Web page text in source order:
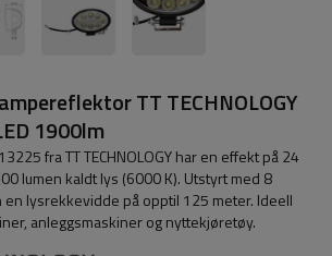
TT TECHNOLOGY
1900lm
fra TT TECHNOLOGY har en effekt på 24
lumen kaldt lys (6000 K). Utstyrt med 8
en lysrekkevidde på opptil 125 meter. Ideell
anleggsmaskiner og nyttekjøretøy.